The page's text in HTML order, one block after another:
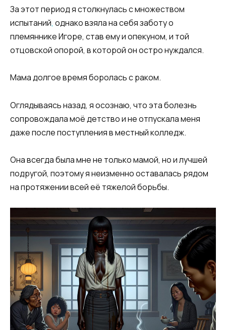
За этот период я столкнулась с множеством
испытаний, однако взяла на себя заботу о
племяннике Игоре, став ему и опекуном, и той
отцовской опорой, в которой он остро нуждался.
Мама долгое время боролась с раком.
Оглядываясь назад, я осознаю, что эта болезнь
сопровождала моё детство и не отпускала меня
даже после поступления в местный колледж.
Она всегда была мне не только мамой, но и лучшей
подругой, поэтому я неизменно оставалась рядом
на протяжении всей её тяжелой борьбы.